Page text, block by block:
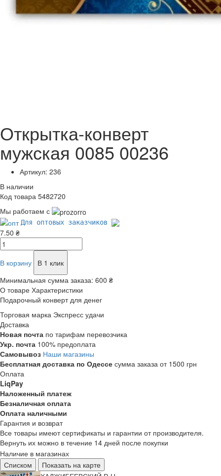
Открытка-конверт
мужская 0085 00236
Артикул: 236
В наличии
Код товара 5482720
Мы работаем с
Для оптовых заказчиков
7.50 ₴
В корзину
В 1 клик
Минимальная сумма заказа: 600 ₴
О товаре Характеристики
Подарочный конверт для денег
Торговая марка Экспресс удачи
Доставка
Новая почта по тарифам перевозчика
Укр. почта 100% предоплата
Самовывоз Наши магазины
Бесплатная доставка по Одессе сумма заказа от 1500 грн
Оплата
LiqPay
Наложенный платеж
Безналичная оплата
Оплата наличными
Гарантия и возврат
Все товары имеют сертификаты и гарантии от производителя.
Вернуть их можно в течение 14 дней после покупки
Наличие в магазинах
Списком
Показать на карте